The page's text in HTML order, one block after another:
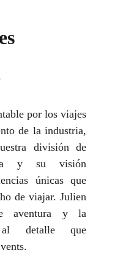
por los viajes
de la industria,
división de
y su visión
únicas que
de viajar. Julien
aventura y la
al detalle que